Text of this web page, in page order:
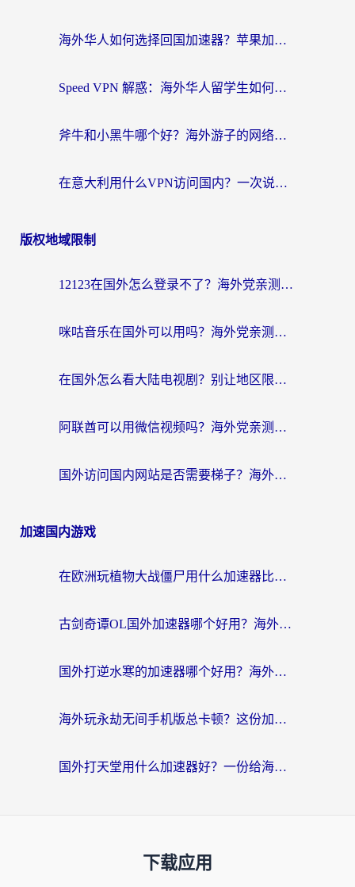
海外华人如何选择回国加速器？苹果加速器七天试用让你先试后买
Speed VPN 解惑：海外华人留学生如何选对回国加速器，轻松看亚洲杯、刷国内APP？
斧牛和小黑牛哪个好？海外游子的网络归乡路
在意大利用什么VPN访问国内？一次说透海外回国加速器的选择门道
版权地域限制
12123在国外怎么登录不了？海外党亲测有效的回国加速方案
咪咕音乐在国外可以用吗？海外党亲测有效的回国听音乐听书指南
在国外怎么看大陆电视剧？别让地区限制断了你的追剧节奏
阿联酋可以用微信视频吗？海外党亲测有效的回国加速解决方案
国外访问国内网站是否需要梯子？海外党亲测实用指南，轻松解决12123登录难题
加速国内游戏
在欧洲玩植物大战僵尸用什么加速器比较好？一个老玩家的真心话
古剑奇谭OL国外加速器哪个好用？海外党亲测的国服游戏加速指南
国外打逆水寒的加速器哪个好用？海外畅玩国服游戏终极指南
海外玩永劫无间手机版总卡顿？这份加速器指南帮你告别延迟（附澳大利亚做题软件&晶核加速技巧）
国外打天堂用什么加速器好？一份给海外游子的游戏指南
下载应用